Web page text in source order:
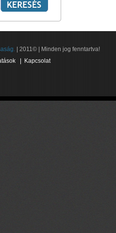
| 2011© | Minden jog fenntartva!
Kapcsolat